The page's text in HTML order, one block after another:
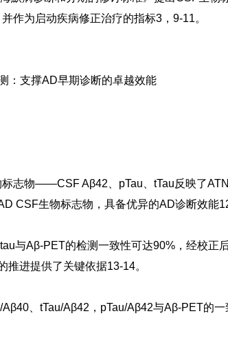
作为启动疾病修正治疗的指标3，9-11。
：支撑AD早期诊断的卓越效能
志物——CSF Aβ42、pTau、tTau反映了ATN
CSF生物标志物，具备优异的AD诊断效能
与Aβ-PET的检测一致性可达90%，经校正
推进提供了关键依据13-14。
、tTau/Aβ42，pTau/Aβ42与Aβ-PET的